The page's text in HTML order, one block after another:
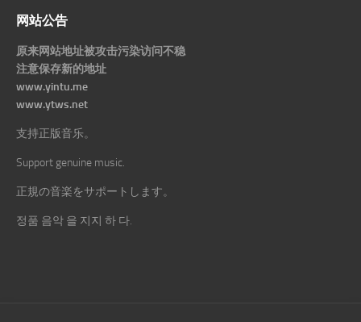
网站公告
原来网站地址被攻击污染访问不稳
注意保存新的地址
www.yintu.me
www.ytws.net
支持正版音乐。
Support genuine music.
正規の音楽をサポートします。
정품 음악 을 지지 하 다.